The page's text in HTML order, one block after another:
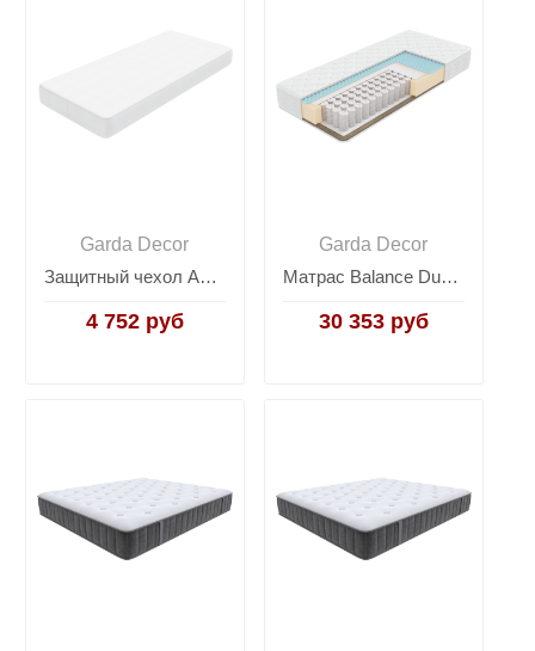
Garda Decor
Защитный чехол Aqua Save M для матраса 53-ASM-180
4 752 руб
Garda Decor
Матрас Balance Duo M/S 160*200*20 см 53-Balance Duo M/S-160-200
30 353 руб